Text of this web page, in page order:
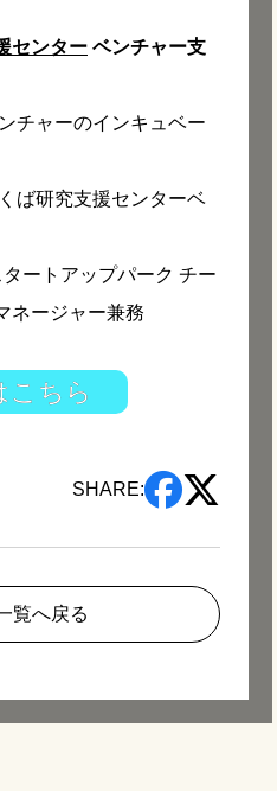
センター ベンチャー支
チャーのインキュベー
ば研究支援センターベ
ートアップパーク チー
ネージャー兼務
こちら
SHARE:
覧へ戻る